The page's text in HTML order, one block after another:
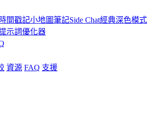
時間戳記小地圖筆記Side Chat經典深色模式
示詞優化器
資源 FAQ 支援